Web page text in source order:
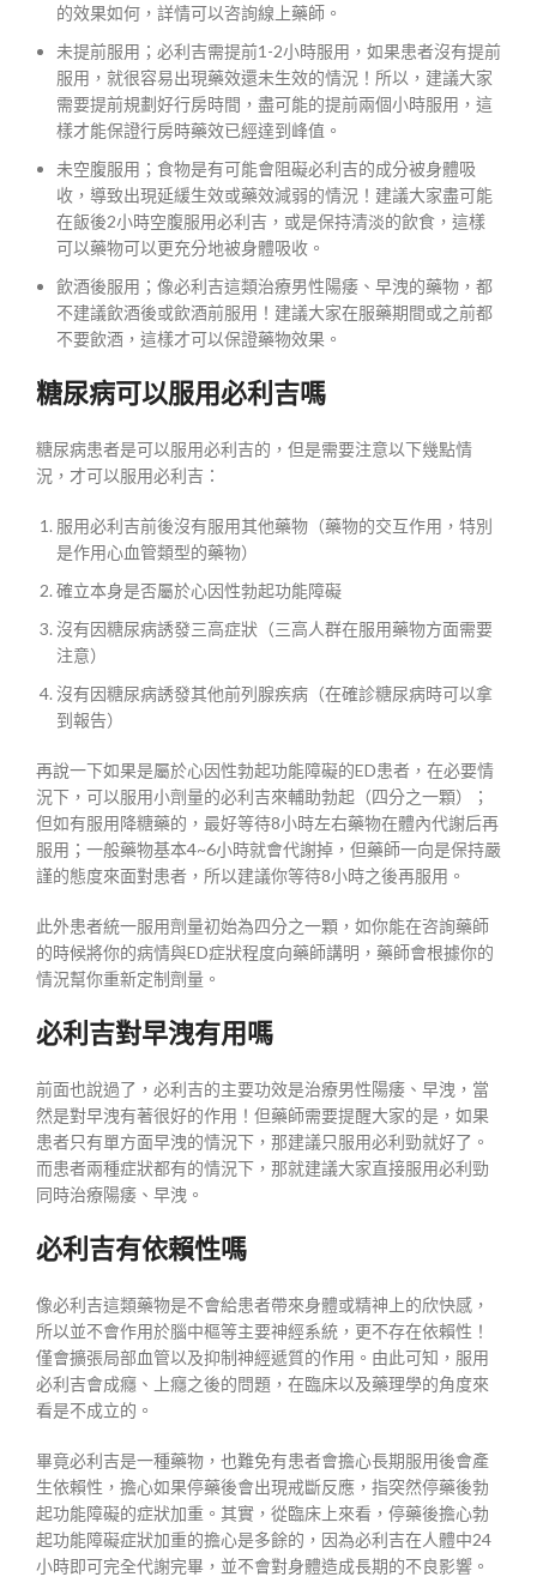
的效果如何，詳情可以咨詢線上藥師。
未提前服用；必利吉需提前1-2小時服用，如果患者沒有提前
服用，就很容易出現藥效還未生效的情況！所以，建議大家
需要提前規劃好行房時間，盡可能的提前兩個小時服用，這
樣才能保證行房時藥效已經達到峰值。
未空腹服用；食物是有可能會阻礙必利吉的成分被身體吸
收，導致出現延緩生效或藥效減弱的情況！建議大家盡可能
在飯後2小時空腹服用必利吉，或是保持清淡的飲食，這樣
可以藥物可以更充分地被身體吸收。
飲酒後服用；像必利吉這類治療男性陽痿、早洩的藥物，都
不建議飲酒後或飲酒前服用！建議大家在服藥期間或之前都
不要飲酒，這樣才可以保證藥物效果。
糖尿病可以服用必利吉嗎
糖尿病患者是可以服用必利吉的，但是需要注意以下幾點情
況，才可以服用必利吉：
服用必利吉前後沒有服用其他藥物（藥物的交互作用，特別
是作用心血管類型的藥物）
確立本身是否屬於心因性勃起功能障礙
沒有因糖尿病誘發三高症狀（三高人群在服用藥物方面需要
注意）
沒有因糖尿病誘發其他前列腺疾病（在確診糖尿病時可以拿
到報告）
再說一下如果是屬於心因性勃起功能障礙的ED患者，在必要情
況下，可以服用小劑量的必利吉來輔助勃起（四分之一顆）；
但如有服用降糖藥的，最好等待8小時左右藥物在體內代謝后再
服用；一般藥物基本4~6小時就會代謝掉，但藥師一向是保持嚴
謹的態度來面對患者，所以建議你等待8小時之後再服用。
此外患者統一服用劑量初始為四分之一顆，如你能在咨詢藥師
的時候將你的病情與ED症狀程度向藥師講明，藥師會根據你的
情況幫你重新定制劑量。
必利吉對早洩有用嗎
前面也說過了，必利吉的主要功效是治療男性陽痿、早洩，當
然是對早洩有著很好的作用！但藥師需要提醒大家的是，如果
患者只有單方面早洩的情況下，那建議只服用必利勁就好了。
而患者兩種症狀都有的情況下，那就建議大家直接服用必利勁
同時治療陽痿、早洩。
必利吉有依賴性嗎
像必利吉這類藥物是不會給患者帶來身體或精神上的欣快感，
所以並不會作用於腦中樞等主要神經系統，更不存在依賴性！
僅會擴張局部血管以及抑制神經遞質的作用。由此可知，服用
必利吉會成癮、上癮之後的問題，在臨床以及藥理學的角度來
看是不成立的。
畢竟必利吉是一種藥物，也難免有患者會擔心長期服用後會產
生依賴性，擔心如果停藥後會出現戒斷反應，指突然停藥後勃
起功能障礙的症狀加重。其實，從臨床上來看，停藥後擔心勃
起功能障礙症狀加重的擔心是多餘的，因為必利吉在人體中24
小時即可完全代謝完畢，並不會對身體造成長期的不良影響。